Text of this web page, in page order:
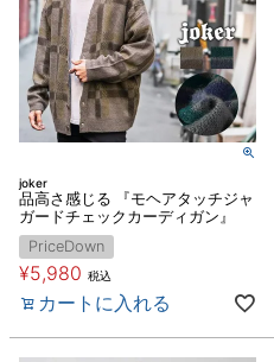
joker
品高さ感じる 『モヘアタッチジャ
ガードチェックカーディガン』
PriceDown
¥5,980 税込
カートに入れる